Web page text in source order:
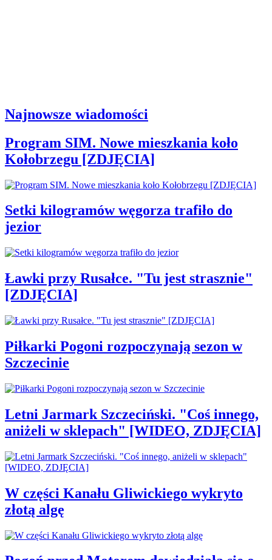
Najnowsze wiadomości
Program SIM. Nowe mieszkania koło
Kołobrzegu [ZDJĘCIA]
Setki kilogramów węgorza trafiło do
jezior
Ławki przy Rusałce. "Tu jest strasznie"
[ZDJĘCIA]
Piłkarki Pogoni rozpoczynają sezon w
Szczecinie
Letni Jarmark Szczeciński. "Coś innego,
aniżeli w sklepach" [WIDEO, ZDJĘCIA]
W części Kanału Gliwickiego wykryto
złotą algę